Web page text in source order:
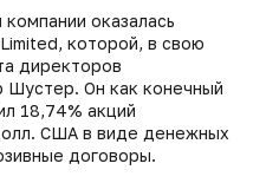
оказалась
которой, в свою
директоров
Шустер. Он как конечный
18,74% акций
США в виде денежных
договоры.